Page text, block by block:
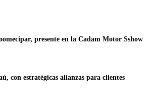
presente en la Cadam Motor Sshow
con estratégicas alianzas para clientes